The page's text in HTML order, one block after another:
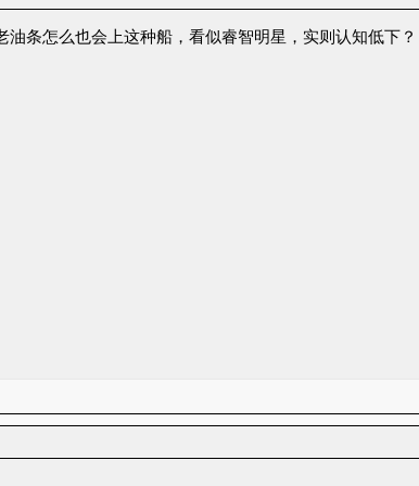
条怎么也会上这种船，看似睿智明星，实则认知低下？